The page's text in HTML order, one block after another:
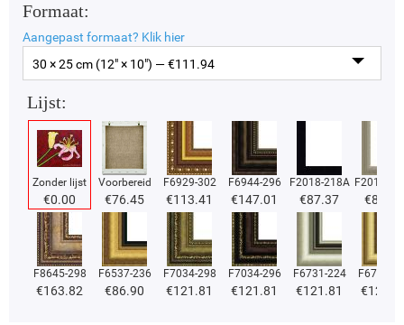
Formaat:
Aangepast formaat? Klik hier
30 × 25 cm (12" × 10") — €111.94
Lijst:
Zonder lijst
€0.00
Voorbereid
€76.45
F6929-302
€113.41
F6944-296
€147.01
F2018-218A
€87.37
F2018-
€87.37
F8645-298
€163.82
F6537-236
€86.90
F7034-298
€121.81
F7034-296
€121.81
F6731-224
€121.81
F6731-
€